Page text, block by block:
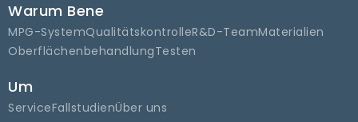
Warum Bene
MPG-SystemQualitätskontrolleR&D-TeamMaterialien
OberflächenbehandlungTesten
Um
ServiceFallstudienÜber uns